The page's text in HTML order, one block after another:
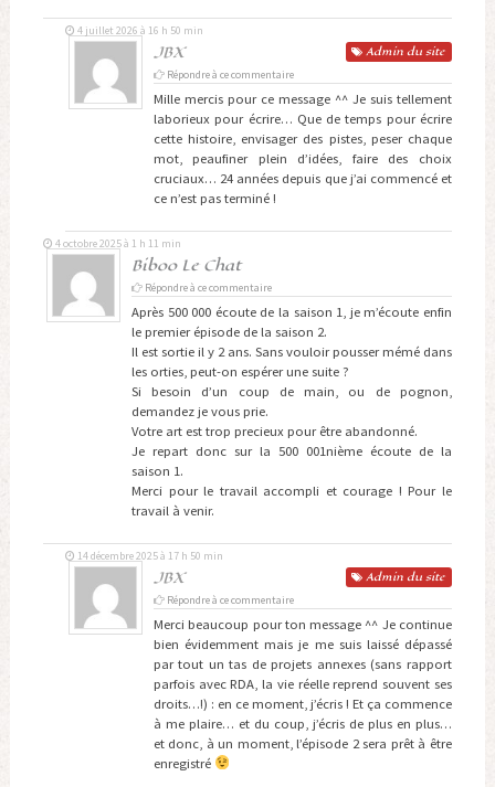
JBX Admin du site
4 juillet 2026 à 16 h 50 min
Répondre à ce commentaire
Mille mercis pour ce message ^^ Je suis tellement
laborieux pour écrire… Que de temps pour écrire
cette histoire, envisager des pistes, peser chaque
mot, peaufiner plein d’idées, faire des choix
cruciaux… 24 années depuis que j’ai commencé et
ce n’est pas terminé !
Biboo Le Chat
4 octobre 2025 à 1 h 11 min
Répondre à ce commentaire
Après 500 000 écoute de la saison 1, je m’écoute enfin
le premier épisode de la saison 2.
Il est sortie il y 2 ans. Sans vouloir pousser mémé dans
les orties, peut-on espérer une suite ?
Si besoin d’un coup de main, ou de pognon,
demandez je vous prie.
Votre art est trop precieux pour être abandonné.
Je repart donc sur la 500 001nième écoute de la
saison 1.
Merci pour le travail accompli et courage ! Pour le
travail à venir.
JBX Admin du site
14 décembre 2025 à 17 h 50 min
Répondre à ce commentaire
Merci beaucoup pour ton message ^^ Je continue
bien évidemment mais je me suis laissé dépassé
par tout un tas de projets annexes (sans rapport
parfois avec RDA, la vie réelle reprend souvent ses
droits…!) : en ce moment, j’écris ! Et ça commence
à me plaire… et du coup, j’écris de plus en plus…
et donc, à un moment, l’épisode 2 sera prêt à être
enregistré